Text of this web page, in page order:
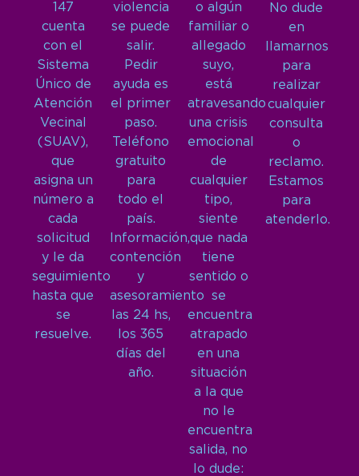
147
cuenta
con el
Sistema
Único de
Atención
Vecinal
(SUAV),
que
asigna un
número a
cada
solicitud
y le da
seguimiento
hasta que
se
resuelve.
violencia
se puede
salir.
Pedir
ayuda es
el primer
paso.
Teléfono
gratuito
para
todo el
país.
Información,
contención
y
asesoramiento
las 24 hs,
los 365
días del
año.
o algún
familiar o
allegado
suyo,
está
atravesando
una crisis
emocional
de
cualquier
tipo,
siente
que nada
tiene
sentido o
se
encuentra
atrapado
en una
situación
a la que
no le
encuentra
salida, no
lo dude:
No dude
en
llamarnos
para
realizar
cualquier
consulta
o
reclamo.
Estamos
para
atenderlo.